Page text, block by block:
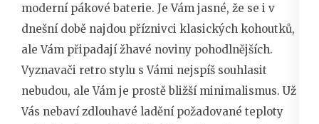
moderní pákové baterie. Je Vám jasné, že se i v
dnešní době najdou příznivci klasických kohoutků,
ale Vám připadají žhavé noviny pohodlnějších.
Vyznavači retro stylu s Vámi nejspíš souhlasit
nebudou, ale Vám je prostě bližší minimalismus. Už
Vás nebaví zdlouhavé ladění požadované teploty